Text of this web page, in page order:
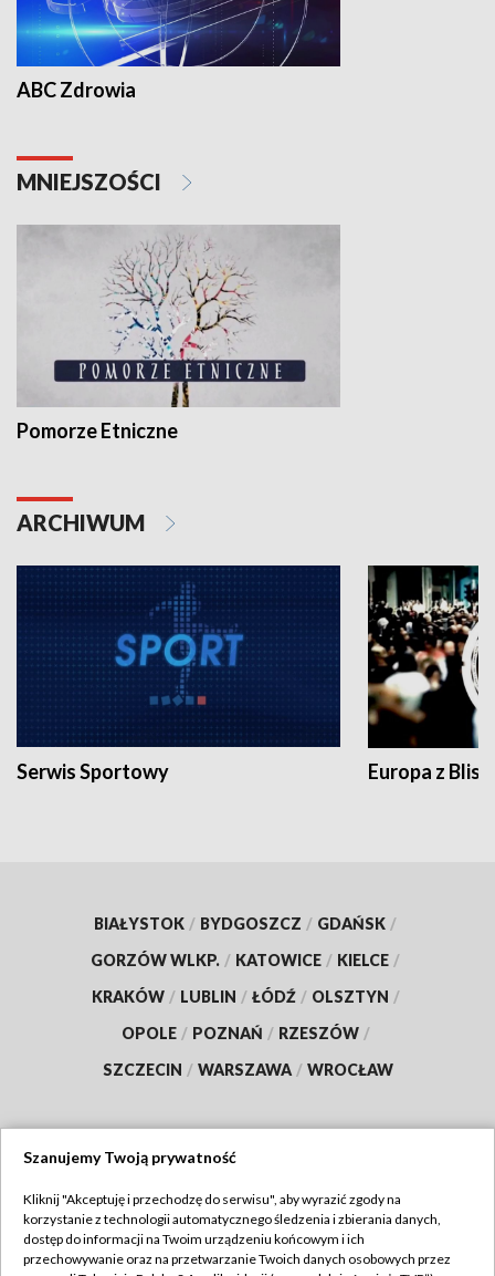
ABC Zdrowia
MNIEJSZOŚCI
Pomorze Etniczne
ARCHIWUM
Serwis Sportowy Europa z
BIAŁYSTOK / BYDGOSZCZ / GDAŃSK /
GORZÓW WLKP. / KATOWICE / KIELCE /
KRAKÓW / LUBLIN / ŁÓDŹ / OLSZTYN /
OPOLE / POZNAŃ / RZESZÓW /
SZCZECIN / WARSZAWA / WROCŁAW
TVP
Abonament TVP
Regulamin TVP
Szanujemy Twoją prywatność
Kliknij "Akceptuję i przechodzę do serwisu", aby wyrazić zgody na
korzystanie z technologii automatycznego śledzenia i zbierania danych,
dostęp do informacji na Twoim urządzeniu końcowym i ich
przechowywanie oraz na przetwarzanie Twoich danych osobowych przez